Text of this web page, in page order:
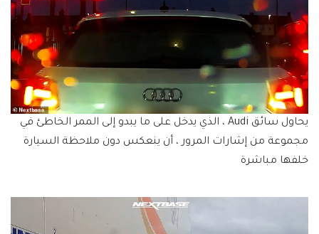
يحاول سائق Audi ، الذي يدخل على ما يبدو إلى الممر الخاطئ في
مجموعة من إشارات المرور ، أن ينعكس دون ملاحظة السيارة
خلفها مباشرة